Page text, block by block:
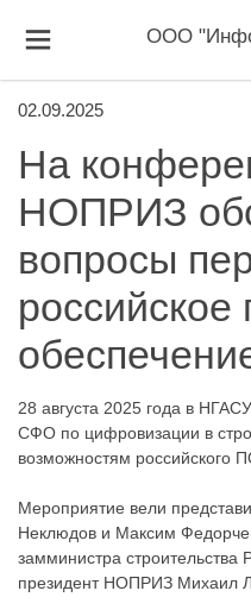
ООО
02.09.2025
На
НОПРИЗ
вопросы
28 августа 2025 года в
СФО по цифровизации в
возможностям российского
Мероприятие вели
Неклюдов и Максим
замминистра
президент НОПРИЗ Михаил